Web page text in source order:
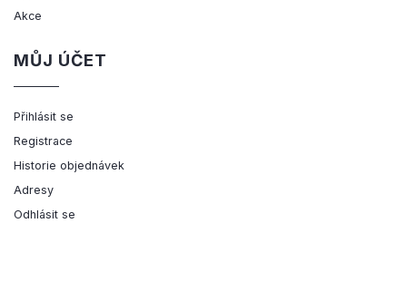
Akce
MŮJ ÚČET
Přihlásit se
Registrace
Historie objednávek
Adresy
Odhlásit se